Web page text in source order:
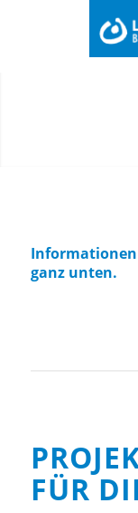
Startseite
Projekt „Erinnern für
Informationen
ganz unten.
FÜR